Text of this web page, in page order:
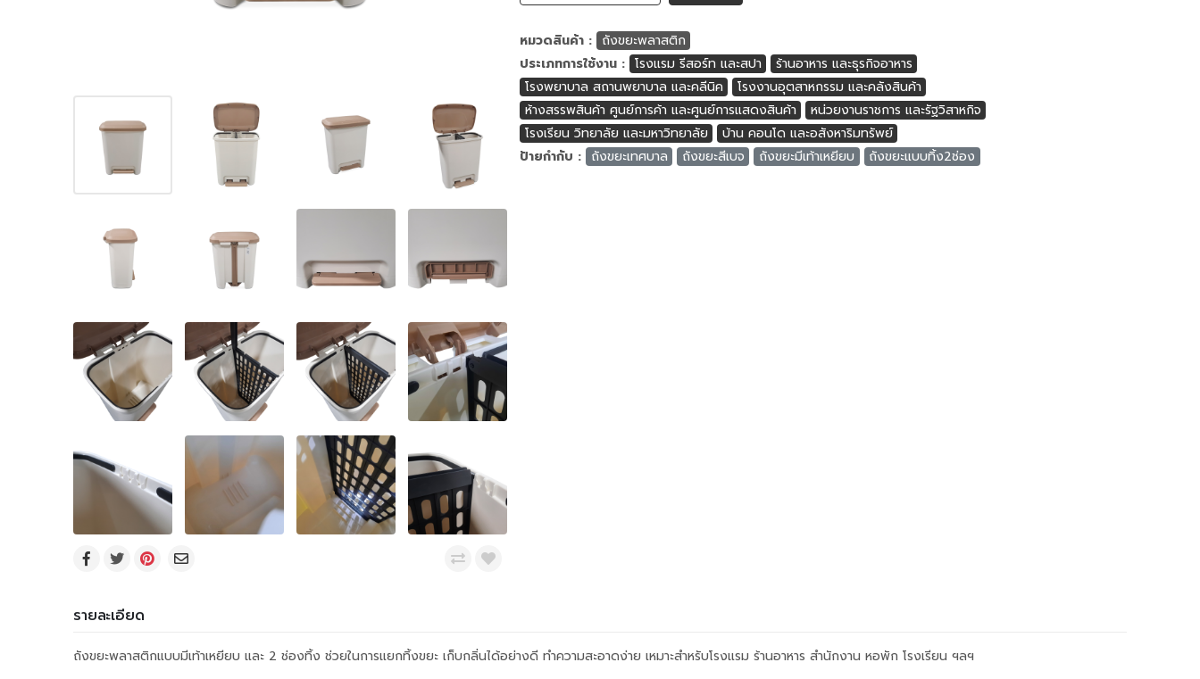
หมวดสินค้า : ถังขยะพลาสติก
ประเภทการใช้งาน : โรงแรม รีสอร์ท และสปา
ร้านอาหาร และธุรกิจอาหาร
โรงพยาบาล สถานพยาบาล และคลีนิค
โรงงานอุตสาหกรรม และคลังสินค้า
ห้างสรรพสินค้า ศูนย์การค้า และศูนย์การแสดงสินค้า
หน่วยงานราชการ และรัฐวิสาหกิจ
โรงเรียน วิทยาลัย และมหาวิทยาลัย
บ้าน คอนโด และอสังหาริมทรัพย์
ป้ายกำกับ : ถังขยะเทศบาล ถังขยะสีเบจ ถังขยะมีเท้าเหยียบ ถังขยะแบบทิ้ง2ช่อง
รายละเอียด
ถังขยะพลาสติกแบบมีเท้าเหยียบ และ 2 ช่องทิ้ง ช่วยในการแยกทิ้งขยะ เก็บกลิ่นได้อย่างดี ทำความสะอาดง่าย เหมาะสำหรับโรงแรม ร้านอาหาร สำนักงาน หอพัก โรงเรียน ฯลฯ